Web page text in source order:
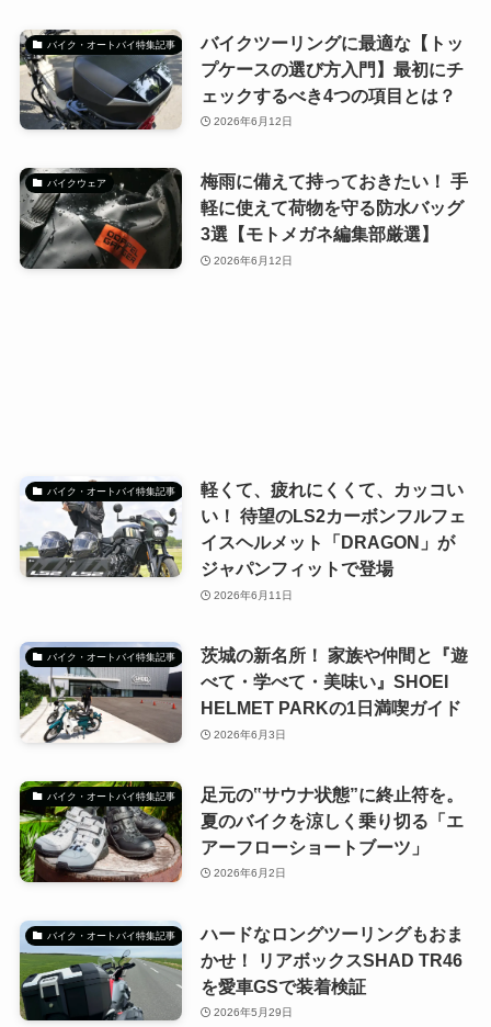
バイク・オートバイ特集記事
バイクツーリングに最適な【トッ
プケースの選び方入門】最初にチ
ェックするべき4つの項目とは？
2026年6月12日
バイクウェア
梅雨に備えて持っておきたい！ 手
軽に使えて荷物を守る防水バッグ
3選【モトメガネ編集部厳選】
2026年6月12日
バイク・オートバイ特集記事
軽くて、疲れにくくて、カッコい
い！ 待望のLS2カーボンフルフェ
イスヘルメット「DRAGON」が
ジャパンフィットで登場
2026年6月11日
バイク・オートバイ特集記事
茨城の新名所！ 家族や仲間と『遊
べて・学べて・美味い』SHOEI
HELMET PARKの1日満喫ガイド
2026年6月3日
バイク・オートバイ特集記事
足元の‟サウナ状態”に終止符を。
夏のバイクを涼しく乗り切る「エ
アーフローショートブーツ」
2026年6月2日
バイク・オートバイ特集記事
ハードなロングツーリングもおま
かせ！ リアボックスSHAD TR46
を愛車GSで装着検証
2026年5月29日